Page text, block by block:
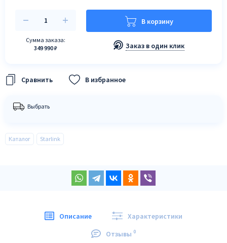
Сумма заказа:
349 990 ₽
В корзину
Заказ в один клик
В избранное
Выбрать
Каталог Starlink
Описание
Характеристики
Отзывы 0